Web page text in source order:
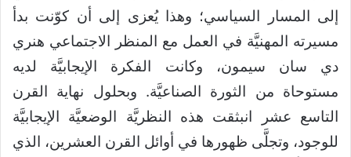
إلى المسار السياسي؛ وهذا يُعزى إلى أن كوّنت بدأ
مسيرته المهنيَّة في العمل مع المنظر الاجتماعي هنري
دي سان سيمون، وكانت الفكرة الإيجابيَّة لديه
مستوحاة من الثورة الصناعيَّة. وبحلول نهاية القرن
التاسع عشر انبثقت هذه النظريَّة الوضعيَّة الإيجابيَّة
للوجود، وتجلَّى ظهورها في أوائل القرن العشرين، الذي